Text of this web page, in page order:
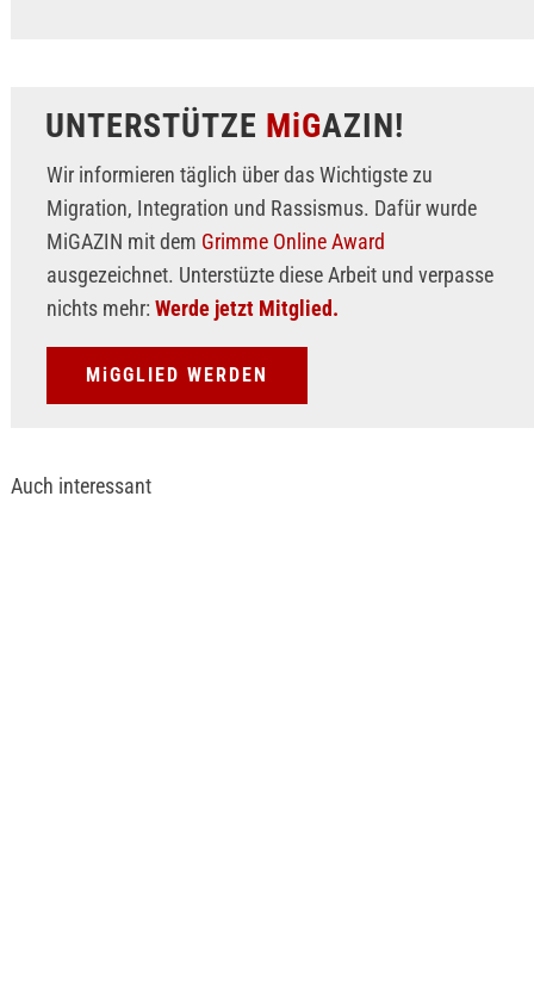
UNTERSTÜTZE MiGAZIN!
Wir informieren täglich über das Wichtigste zu
Migration, Integration und Rassismus. Dafür wurde
MiGAZIN mit dem Grimme Online Award
ausgezeichnet. Unterstüzte diese Arbeit und verpasse
nichts mehr: Werde jetzt Mitglied.
MiGGLIED WERDEN
Auch interessant